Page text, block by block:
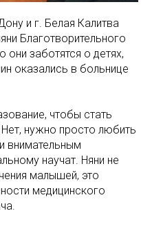
и г. Белая Калитва
Благотворительного
заботятся о детях,
оказались в больнице
чтобы стать
нужно просто любить
внимательным
научат. Няни не
малышей, это
медицинского